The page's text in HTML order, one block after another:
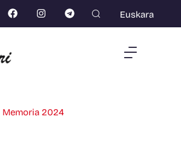
Euskara
Memoria 2024